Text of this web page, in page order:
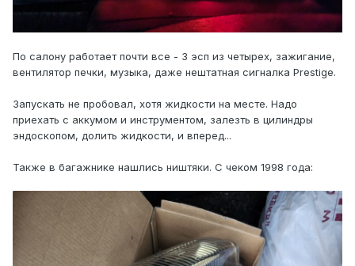
По салону работает почти все - 3 эсп из четырех, зажигание,
вентилятор печки, музыка, даже нештатная сигналка Prestige.
Запускать не пробовал, хотя жидкости на месте. Надо
приехать с аккумом и инструментом, залезть в цилиндры
эндоскопом, долить жидкости, и вперед...
Также в багажнике нашлись ништяки. С чеком 1998 года: